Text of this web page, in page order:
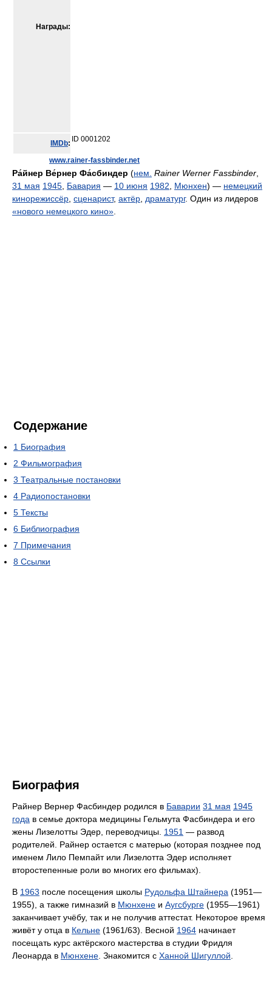
Награды:
IMDb: ID 0001202
www.rainer-fassbinder.net
Ра́йнер Ве́рнер Фа́сбиндер (нем. Rainer Werner Fassbinder
31 мая 1945 Бавария — 10 июня 1982 Мюнхен) — немецкий
кинорежиссёр сценарист, актёр драматург. Один из лидеров
«нового немецкого кино»
Содержание
1 Биография
2 Фильмография
3 Театральные постановки
4 Радиопостановки
5 Тексты
6 Библиография
7 Примечания
8 Ссылки
Биография
Райнер Вернер Фасбиндер родился в Баварии 31 мая 1945
года в семье доктора медицины Гельмута Фасбиндера и его
жены Лизелотты Эдер, переводчицы. 1951 — развод
родителей. Райнер остается с матерью (которая позднее под
именем Лило Пемпайт или Лизелотта Эдер исполняет
второстепенные роли во многих его фильмах).
В 1963 после посещения школы Рудольфа Штайнера (1951—
1955), а также гимназий в Мюнхене и Аугсбурге (1955—1961)
заканчивает учёбу, так и не получив аттестат. Некоторое время
живёт у отца в Кельне (1961/63). Весной 1964 начинает
посещать курс актёрского мастерства в студии Фридля
Леонарда в Мюнхене . Знакомится с Ханной Шигуллой